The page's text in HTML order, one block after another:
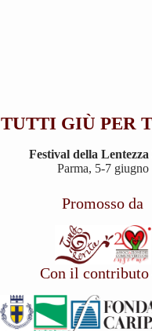
TUTTI GIÙ PER
Festival della Lentezza
Parma, 5-7 giugno
Promosso da
Con il contributo